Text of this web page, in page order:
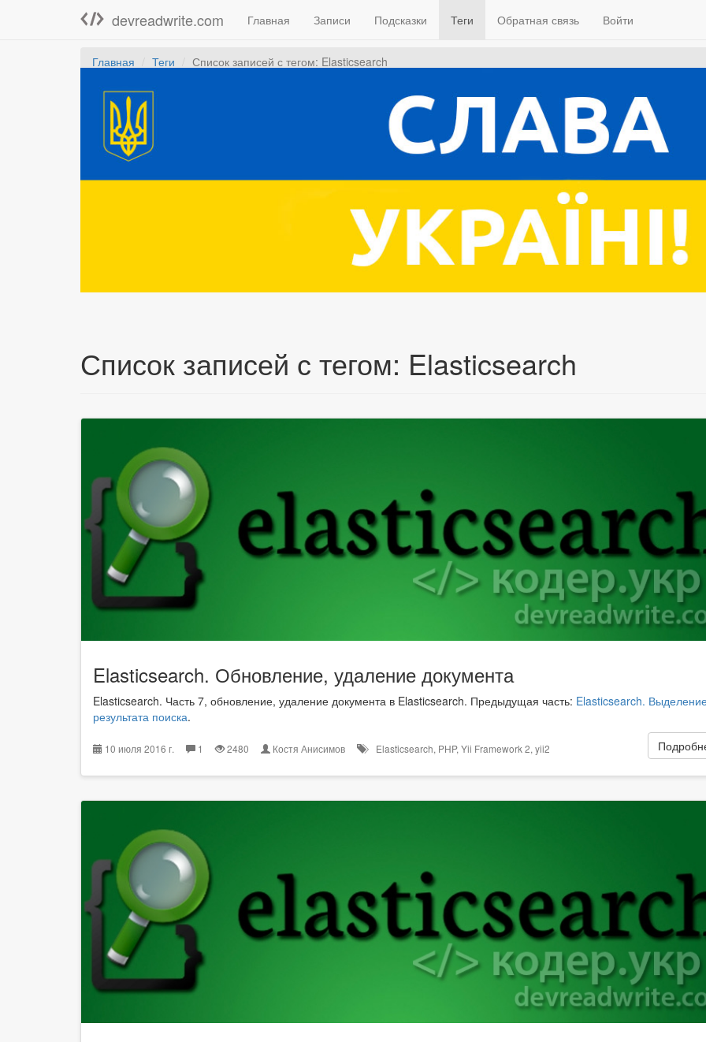
devreadwrite.com Главная Записи Подсказки Теги Обратная связь Войти
Главная Теги Список записей с тегом: Elasticsearch
Список записей с тегом: Elasticsearch
Elasticsearch. Обновление, удаление документа
Elasticsearch. Часть 7, обновление, удаление документа в Elasticsearch. Предыдущая часть: Elasticsearch.
результата поиска.
10 июля 2016 г. 1 2480 Костя Анисимов Elasticsearch, PHP, Yii Framework 2, yii2